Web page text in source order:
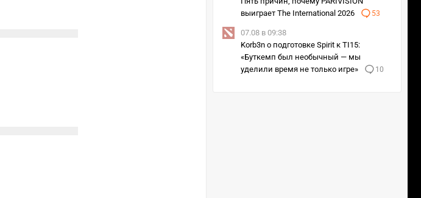
выиграет The International 2026
53
07.08 в 09:38
Korb3n о подготовке Spirit к TI15:
«Буткемп был необычный — мы
уделили время не только игре»
10